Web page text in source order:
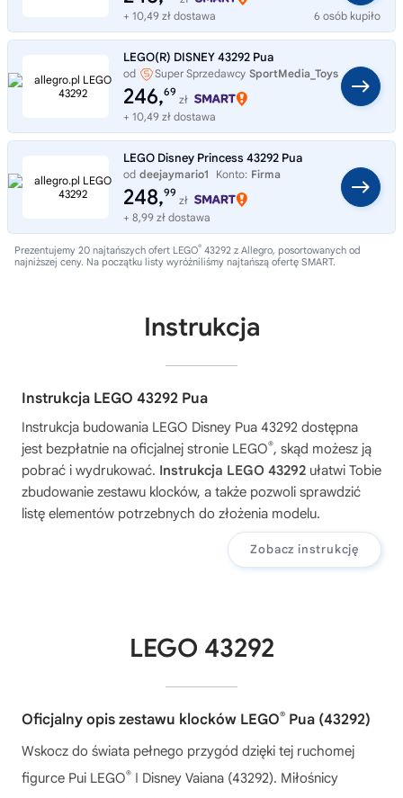
+ 10,49 zł dostawa
6 osób kupiło
LEGO(R) DISNEY 43292 Pua
od Super Sprzedawcy SportMedia_Toys
246,69
zł
+ 10,49 zł dostawa
LEGO Disney Princess 43292 Pua
od deejaymario1 Konto: Firma
248,99
zł
+ 8,99 zł dostawa
Prezentujemy 20 najtańszych ofert LEGO® 43292 z Allegro, posortowanych od
najniższej ceny. Na początku listy wyróżniliśmy najtańszą ofertę SMART.
Instrukcja
Instrukcja LEGO 43292 Pua
Instrukcja budowania LEGO Disney Pua 43292 dostępna
jest bezpłatnie na oficjalnej stronie LEGO®, skąd możesz ją
pobrać i wydrukować. Instrukcja LEGO 43292 ułatwi Tobie
zbudowanie zestawu klocków, a także pozwoli sprawdzić
listę elementów potrzebnych do złożenia modelu.
Zobacz instrukcję
LEGO 43292
Oficjalny opis zestawu klocków LEGO® Pua (43292)
Wskocz do świata pełnego przygód dzięki tej ruchomej
figurce Pui LEGO® ǀ Disney Vaiana (43292). Miłośnicy